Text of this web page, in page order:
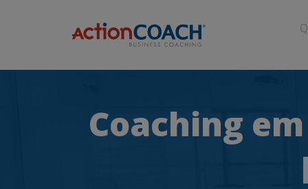
Coaching